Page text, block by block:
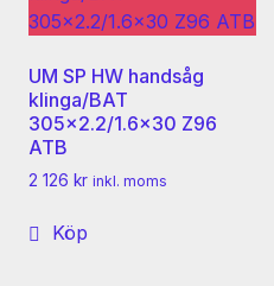
UM SP HW handsåg
klinga/BAT
305×2.2/1.6×30 Z96
ATB
2 126 kr inkl. moms
Köp